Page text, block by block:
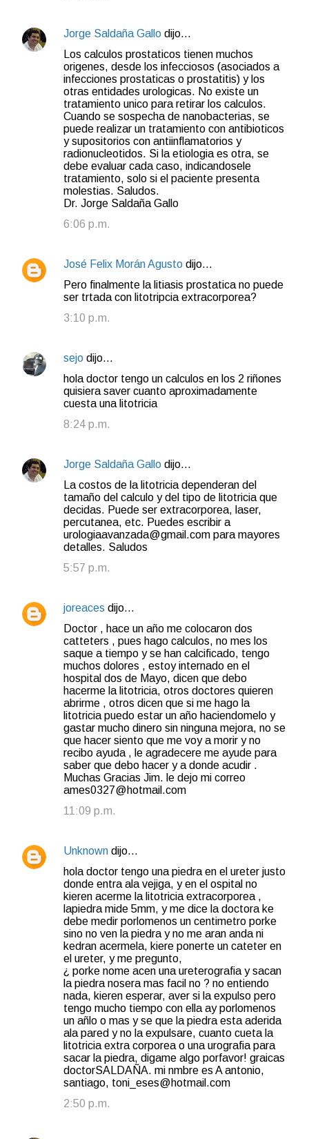
Jorge Saldaña Gallo dijo…
Los calculos prostaticos tienen muchos
origenes, desde los infecciosos (asociados a
infecciones prostaticas o prostatitis) y los
otras entidades urologicas. No existe un
tratamiento unico para retirar los calculos.
Cuando se sospecha de nanobacterias, se
puede realizar un tratamiento con antibioticos
y supositorios con antiinflamatorios y
radionucleotidos. Si la etiologia es otra, se
debe evaluar cada caso, indicandosele
tratamiento, solo si el paciente presenta
molestias. Saludos.
Dr. Jorge Saldaña Gallo
6:06 p.m.
José Felix Morán Agusto dijo…
Pero finalmente la litiasis prostatica no puede
ser trtada con litotripcia extracorporea?
3:10 p.m.
sejo dijo…
hola doctor tengo un calculos en los 2 riñones
quisiera saver cuanto aproximadamente
cuesta una litotricia
8:24 p.m.
Jorge Saldaña Gallo dijo…
La costos de la litotricia dependeran del
tamaño del calculo y del tipo de litotricia que
decidas. Puede ser extracorporea, laser,
percutanea, etc. Puedes escribir a
urologiaavanzada@gmail.com para mayores
detalles. Saludos
5:57 p.m.
joreaces dijo…
Doctor , hace un año me colocaron dos
catteters , pues hago calculos, no mes los
saque a tiempo y se han calcificado, tengo
muchos dolores , estoy internado en el
hospital dos de Mayo, dicen que debo
hacerme la litotricia, otros doctores quieren
abrirme , otros dicen que si me hago la
litotricia puedo estar un año haciendomelo y
gastar mucho dinero sin ninguna mejora, no se
que hacer siento que me voy a morir y no
recibo ayuda , le agradecere me ayude para
saber que debo hacer y a donde acudir .
Muchas Gracias Jim. le dejo mi correo
ames0327@hotmail.com
11:09 p.m.
Unknown dijo…
hola doctor tengo una piedra en el ureter justo
donde entra ala vejiga, y en el ospital no
kieren acerme la litotricia extracorporea ,
lapiedra mide 5mm, y me dice la doctora ke
debe medir porlomenos un centimetro porke
sino no ven la piedra y no me aran anda ni
kedran acermela, kiere ponerte un cateter en
el ureter, y me pregunto,
¿ porke nome acen una ureterografia y sacan
la piedra nosera mas facil no ? no entiendo
nada, kieren esperar, aver si la expulso pero
tengo mucho tiempo con ella ay porlomenos
un añlo o mas y se que la piedra esta aderida
ala pared y no la expulsare, cuanto cueta la
litotricia extra corporea o una urografia para
sacar la piedra, digame algo porfavor! graicas
doctorSALDAÑA. mi nmbre es A antonio,
santiago, toni_eses@hotmail.com
2:50 p.m.